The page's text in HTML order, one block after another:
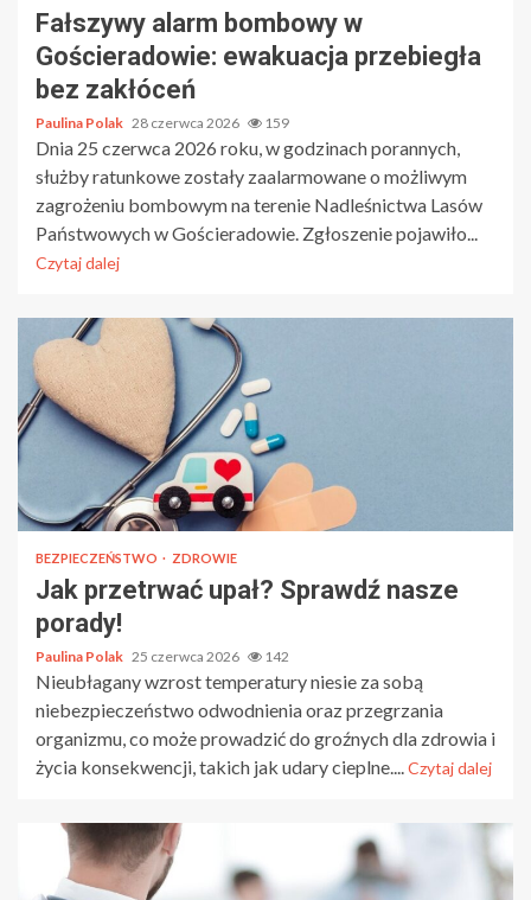
Fałszywy alarm bombowy w
Gościeradowie: ewakuacja przebiegła
bez zakłóceń
Paulina Polak 28 czerwca 2026 159
Dnia 25 czerwca 2026 roku, w godzinach porannych,
służby ratunkowe zostały zaalarmowane o możliwym
zagrożeniu bombowym na terenie Nadleśnictwa Lasów
Państwowych w Gościeradowie. Zgłoszenie pojawiło...
Czytaj dalej
BEZPIECZEŃSTWO ZDROWIE
Jak przetrwać upał? Sprawdź nasze
porady!
Paulina Polak 25 czerwca 2026 142
Nieubłagany wzrost temperatury niesie za sobą
niebezpieczeństwo odwodnienia oraz przegrzania
organizmu, co może prowadzić do groźnych dla zdrowia i
życia konsekwencji, takich jak udary cieplne....Czytaj dalej